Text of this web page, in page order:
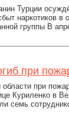
Турции
наркотиков в
группы В
при
при
Куриленко в
семь